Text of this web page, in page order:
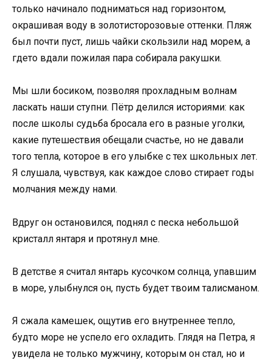
только начинало подниматься над горизонтом,
окрашивая воду в золотисторозовые оттенки. Пляж
был почти пуст, лишь чайки скользили над морем, а
гдето вдали пожилая пара собирала ракушки.
Мы шли босиком, позволяя прохладным волнам
ласкать наши ступни. Пётр делился историями: как
после школы судьба бросала его в разные уголки,
какие путешествия обещали счастье, но не давали
того тепла, которое в его улыбке с тех школьных лет.
Я слушала, чувствуя, как каждое слово стирает годы
молчания между нами.
Вдруг он остановился, поднял с песка небольшой
кристалл янтаря и протянул мне.
В детстве я считал янтарь кусочком солнца, упавшим
в море, улыбнулся он, пусть будет твоим талисманом.
Я сжала камешек, ощутив его внутреннее тепло,
будто море не успело его охладить. Глядя на Петра, я
увидела не только мужчину, которым он стал, но и